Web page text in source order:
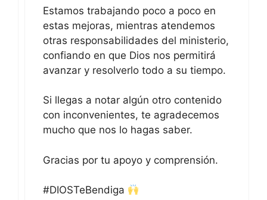
Estamos trabajando poco a poco en
estas mejoras, mientras atendemos
otras responsabilidades del ministerio,
confiando en que Dios nos permitirá
avanzar y resolverlo todo a su tiempo.
Si llegas a notar algún otro contenido
con inconvenientes, te agradecemos
mucho que nos lo hagas saber.
Gracias por tu apoyo y comprensión.
#DIOSTeBendiga